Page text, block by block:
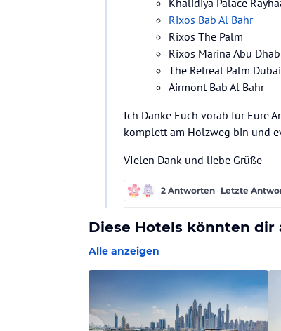
Khalidiya Palace
Rixos Bab Al Bahr
Rixos The Palm
Rixos Marina Abu
The Retreat Palm
Airmont Bab Al Bahr
Ich Danke Euch vorab für Eure
komplett am Holzweg bin und
VIelen Dank und liebe Grüße
2 Antworten Letzte